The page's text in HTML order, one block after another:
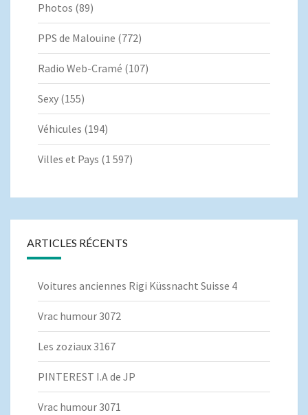
Photos (89)
PPS de Malouine (772)
Radio Web-Cramé (107)
Sexy (155)
Véhicules (194)
Villes et Pays (1 597)
ARTICLES RÉCENTS
Voitures anciennes Rigi Küssnacht Suisse 4
Vrac humour 3072
Les zoziaux 3167
PINTEREST I.A de JP
Vrac humour 3071